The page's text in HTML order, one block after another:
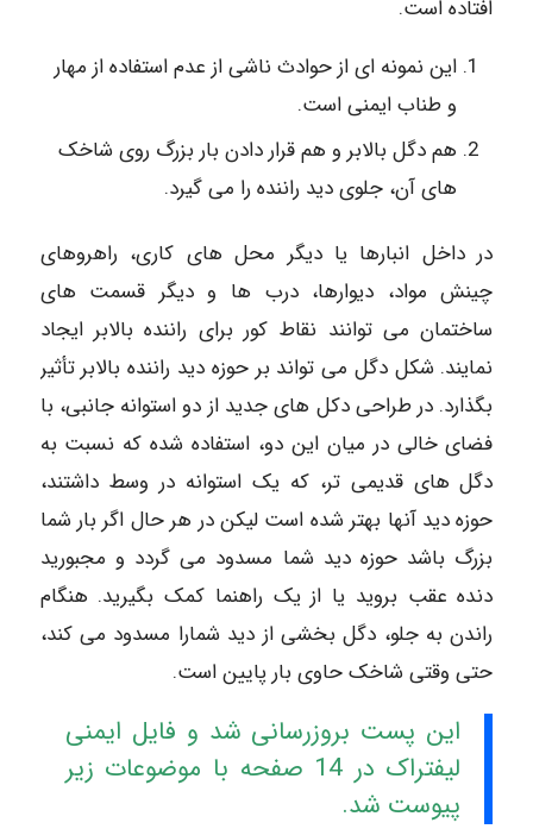
افتاده است.
این نمونه ای از حوادث ناشی از عدم استفاده از مهار
و طناب ایمنی است.
هم دگل بالابر و هم قرار دادن بار بزرگ روی شاخک
های آن، جلوی دید راننده را می گیرد.
در داخل انبارها یا دیگر محل های کاری، راهروهای
چینش مواد، دیوارها، درب ها و دیگر قسمت های
ساختمان می توانند نقاط کور برای راننده بالابر ایجاد
نمایند. شکل دگل می تواند بر حوزه دید راننده بالابر تأثیر
بگذارد. در طراحی دکل های جدید از دو استوانه جانبی، با
فضای خالی در میان این دو، استفاده شده که نسبت به
دگل های قدیمی تر، که یک استوانه در وسط داشتند،
حوزه دید آنها بهتر شده است لیکن در هر حال اگر بار شما
بزرگ باشد حوزه دید شما مسدود می گردد و مجبورید
دنده عقب بروید یا از یک راهنما کمک بگیرید. هنگام
راندن به جلو، دگل بخشی از دید شمارا مسدود می کند،
حتی وقتی شاخک حاوی بار پایین است.
این پست بروزرسانی شد و فایل ایمنی
لیفتراک در 14 صفحه با موضوعات زیر
پیوست شد.